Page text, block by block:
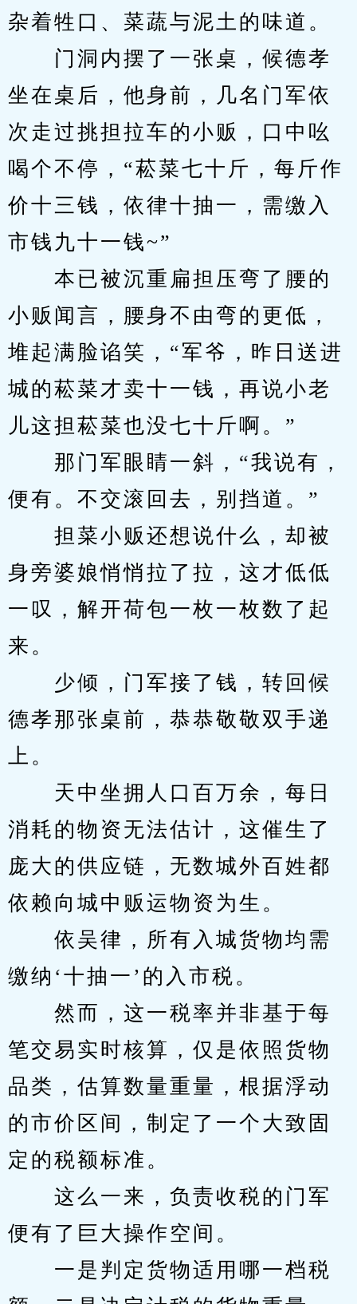
杂着牲口、菜蔬与泥土的味道。
门洞内摆了一张桌，候德孝
坐在桌后，他身前，几名门军依
次走过挑担拉车的小贩，口中吆
喝个不停，“菘菜七十斤，每斤作
价十三钱，依律十抽一，需缴入
市钱九十一钱~”
本已被沉重扁担压弯了腰的
小贩闻言，腰身不由弯的更低，
堆起满脸谄笑，“军爷，昨日送进
城的菘菜才卖十一钱，再说小老
儿这担菘菜也没七十斤啊。”
那门军眼睛一斜，“我说有，
便有。不交滚回去，别挡道。”
担菜小贩还想说什么，却被
身旁婆娘悄悄拉了拉，这才低低
一叹，解开荷包一枚一枚数了起
来。
少倾，门军接了钱，转回候
德孝那张桌前，恭恭敬敬双手递
上。
天中坐拥人口百万余，每日
消耗的物资无法估计，这催生了
庞大的供应链，无数城外百姓都
依赖向城中贩运物资为生。
依吴律，所有入城货物均需
缴纳‘十抽一’的入市税。
然而，这一税率并非基于每
笔交易实时核算，仅是依照货物
品类，估算数量重量，根据浮动
的市价区间，制定了一个大致固
定的税额标准。
这么一来，负责收税的门军
便有了巨大操作空间。
一是判定货物适用哪一档税